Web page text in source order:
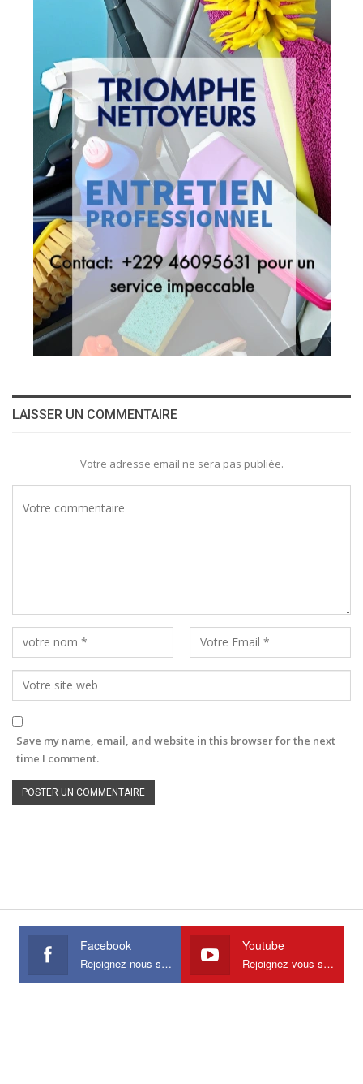
LAISSER UN COMMENTAIRE
Votre adresse email ne sera pas publiée.
Save my name, email, and website in this browser for the next
time I comment.
Facebook
Rejoignez-nous sur Facebook
Youtube
Rejoignez-vous sur Youtube